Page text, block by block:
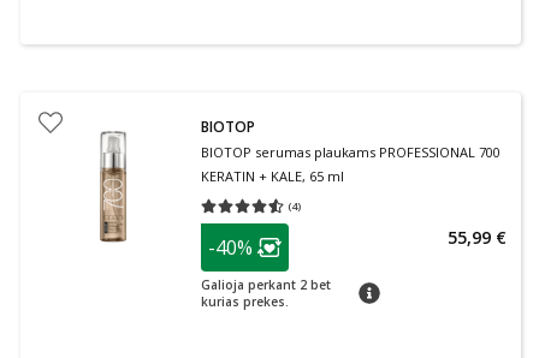
BIOTOP
BIOTOP serumas plaukams PROFESSIONAL 700
KERATIN + KALE, 65 ml
(4)
Vidutinis įvertinimas 4.50
patarimas
Lojalumo klubo narių nuolaida
-40%
Galioja perkant 2 bet
kurias prekes.
patarimas
55,99 €